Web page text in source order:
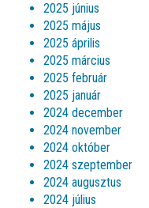
2025 június
2025 május
2025 április
2025 március
2025 február
2025 január
2024 december
2024 november
2024 október
2024 szeptember
2024 augusztus
2024 július